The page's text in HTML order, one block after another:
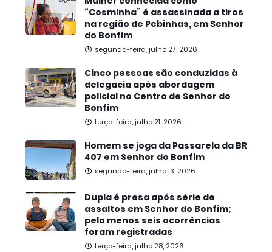
“Cosminha” é assassinada a tiros
na região de Pebinhas, em Senhor
do Bonfim
segunda-feira, julho 27, 2026
Cinco pessoas são conduzidas à
delegacia após abordagem
policial no Centro de Senhor do
Bonfim
terça-feira, julho 21, 2026
Homem se joga da Passarela da BR
407 em Senhor do Bonfim
segunda-feira, julho 13, 2026
Dupla é presa após série de
assaltos em Senhor do Bonfim;
pelo menos seis ocorrências
foram registradas
terça-feira, julho 28, 2026